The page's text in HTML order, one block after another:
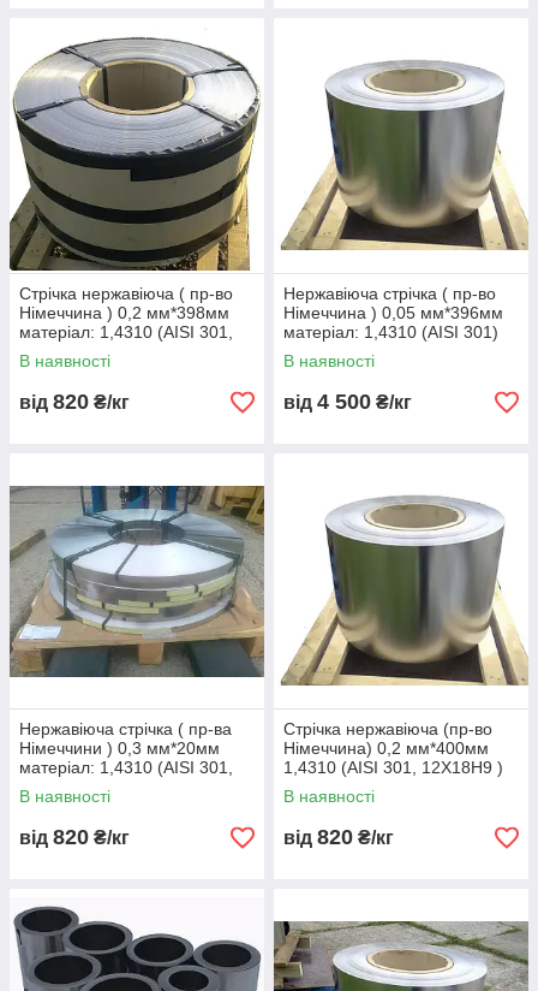
Стрічка нержавіюча ( пр-во
Німеччина ) 0,2 мм*398мм
матеріал: 1,4310 (AISI 301,
12Х18Н9 ) нагартована
В наявності
від 820 ₴/кг
Нержавіюча стрічка ( пр-во
Німеччина ) 0,05 мм*396мм
матеріал: 1,4310 (AISI 301)
нагартовка
В наявності
від 4 500 ₴/кг
Нержавіюча стрічка ( пр-ва
Німеччини ) 0,3 мм*20мм
матеріал: 1,4310 (AISI 301,
12Х18Н9 ) Нагартовка:
2000МПа
В наявності
від 820 ₴/кг
Стрічка нержавіюча (пр-во
Німеччина) 0,2 мм*400мм
1,4310 (AISI 301, 12Х18Н9 )
нагартовка 1600МПа
В наявності
від 820 ₴/кг